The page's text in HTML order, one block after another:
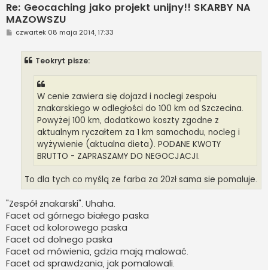
Re: Geocaching jako projekt unijny!! SKARBY NA
MAZOWSZU
Pczwartek 08 maja 2014, 17:33
Teokryt pisze:
W cenie zawiera się dojazd i noclegi zespołu
znakarskiego w odległości do 100 km od Szczecina.
Powyżej 100 km, dodatkowo koszty zgodne z
aktualnym ryczałtem za 1 km samochodu, nocleg i
wyżywienie (aktualna dieta). PODANE KWOTY
BRUTTO - ZAPRASZAMY DO NEGOCJACJI.
To dla tych co myślą ze farba za 20zł sama sie pomaluje.
"Zespół znakarski". Uhaha.
Facet od górnego białego paska
Facet od kolorowego paska
Facet od dolnego paska
Facet od mówienia, gdzia mają malować.
Facet od sprawdzania, jak pomalowali.